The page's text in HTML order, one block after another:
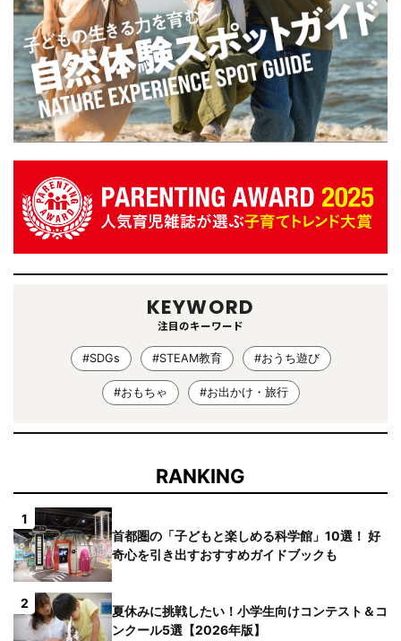
KEYWORD
注目のキーワード
#SDGs #STEAM教育 #おうち遊び
#おもちゃ #お出かけ・旅行
RANKING
1
首都圏の「子どもと楽しめる科学館」10選！ 好
奇心を引き出すおすすめガイドブックも
2
夏休みに挑戦したい！小学生向けコンテスト＆コ
ンクール5選【2026年版】